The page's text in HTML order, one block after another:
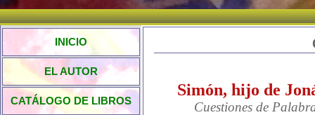
INICIO
EL AUTOR
CATÁLOGO DE LIBROS
Simón, hijo de
Cuestiones de